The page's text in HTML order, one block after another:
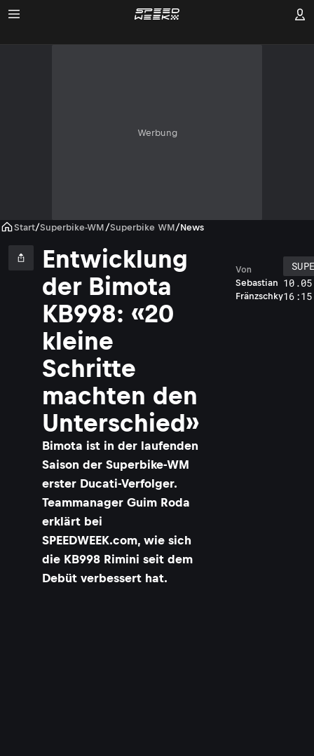
Werbung
Start/Superbike-WM /Superbike WM/News
Entwicklung
der Bimota
KB998: «20
kleine
Schritte
machten den
Unterschied»
Bimota ist in der laufenden
Saison der Superbike-WM
erster Ducati-Verfolger.
Teammanager Guim Roda
erklärt bei
SPEEDWEEK.com, wie sich
die KB998 Rimini seit dem
Debüt verbessert hat.
Sebastian
Fränzschky
Von
16:15